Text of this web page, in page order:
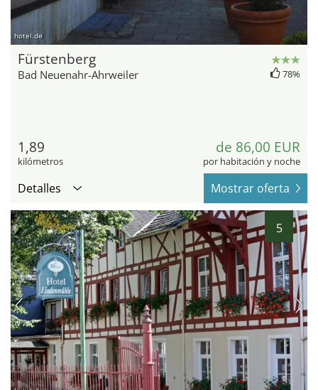
hotel.de
Fürstenberg
Bad Neuenahr-Ahrweiler 78%
1,89
kilómetros
de 86,00 EUR
por habitación y noche
Detalles Mostrar oferta
5